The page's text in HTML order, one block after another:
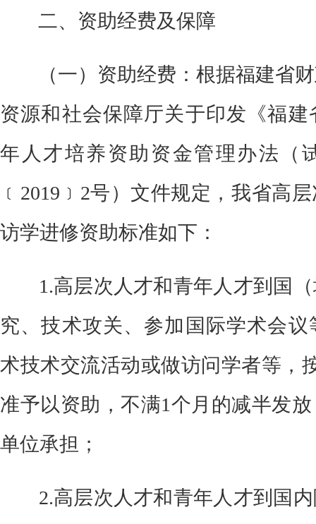
二、资助经费及保障
（一） 资助经费： 根据福建省
资源和社会保障厅关于印发《福
年人才培养资助资金管理办法（
﹝ 2019﹞2号）文件规定，我省高
访学进修资助标准如下：
1.高层次人才和青年人才到国
究、技术攻关、参加国际学术会
术技术交流活动或做访问学者等，
准予以资助，不满1个月的减半发
单位承担；
2.高层次人才和青年人才到国